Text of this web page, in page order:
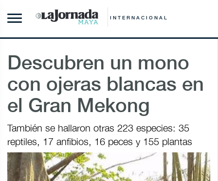
INTERNACIONAL
Descubren un mono
con ojeras blancas en
el Gran Mekong
También se hallaron otras 223 especies: 35
reptiles, 17 anfibios, 16 peces y 155 plantas